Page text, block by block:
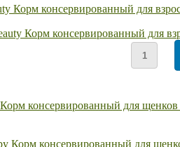
Корм консервированный для
консервированный для щенков